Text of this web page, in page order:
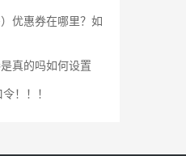
优惠券在哪里？如
真的吗如何设置
！！！